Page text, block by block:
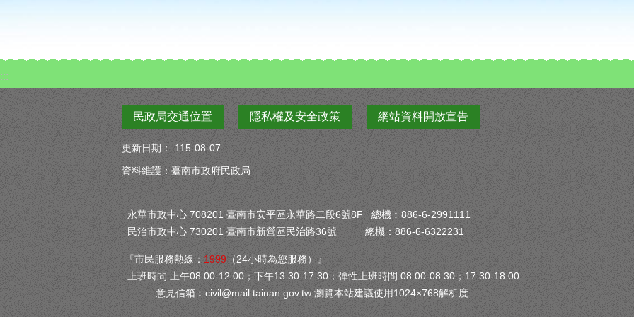
:::
民政局交通位置 隱私權及安全政策 網站資料開放宣告
更新日期：
115-08-07
資料維護：臺南市政府民政局
永華市政中心 708201 臺南市安平區永華路二段6號8F 總機︰886-6-2991111
民治市政中心 730201 臺南市新營區民治路36號 總機：886-6-6322231
『市民服務熱線： 1999 （24小時為您服務）』
上班時間:上午08:00-12:00；下午13:30-17:30；彈性上班時間:08:00-08:30；17:30-18:00
意見信箱︰ civil@mail.tainan.gov.tw 瀏覽本站建議使用1024×768解析度